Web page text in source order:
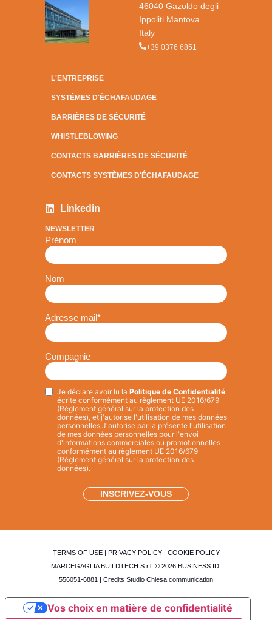
46040 Gazoldo degli
Ippoliti Mantova
Italy
+39 0376 6851
L'ENTREPRISE
SYSTÈMES D'ÉCHAFAUDAGE
BARRIÈRES DE SÉCURITÉ
WHISTLEBLOWING
CONTACTS BARRIÈRES DE SÉCURITÉ
CONTACTS SYSTÈMES D'ÉCHAFAUDAGE
Linkedin
NEWSLETTER
Prénom
Nom
Adresse mail*
Compagnie
Privacy*
Je déclare avoir lu la Politique de Confidentialité
écrite conformément au règlement UE 2016/679
(Règlement général sur la protection des
données), et j'autorise l'utilisation de mes données
personnelles.J'autorise par la présente l'utilisation
de mes données personnelles pour l'envoi
d'informations commerciales ou promotionnelles
conformément au règlement UE 2016/679
(Règlement général sur la protection des
données).
TERMS OF USE| PRIVACY POLICY| COOKIE POLICY
MARCEGAGLIA BUILDTECH S.r.l. © 2026 BUSINESS ID:
556051-6881 | Credits Studio Chiesa communication
Vos choix en matière de confidentialité